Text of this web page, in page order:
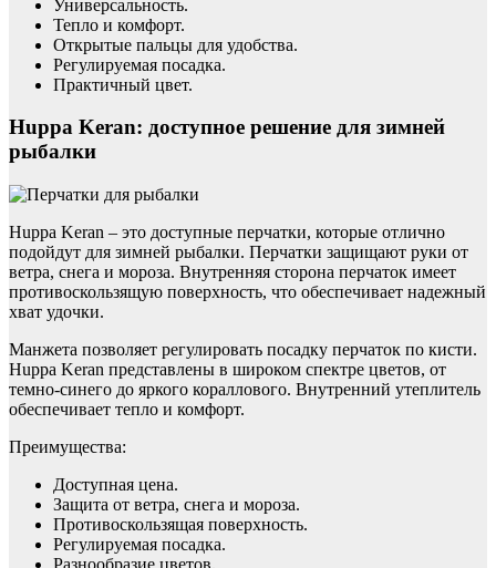
Универсальность.
Тепло и комфорт.
Открытые пальцы для удобства.
Регулируемая посадка.
Практичный цвет.
Huppa Keran: доступное решение для зимней
рыбалки
Huppa Keran – это доступные перчатки, которые отлично
подойдут для зимней рыбалки. Перчатки защищают руки от
ветра, снега и мороза. Внутренняя сторона перчаток имеет
противоскользящую поверхность, что обеспечивает надежный
хват удочки.
Манжета позволяет регулировать посадку перчаток по кисти.
Huppa Keran представлены в широком спектре цветов, от
темно-синего до яркого кораллового. Внутренний утеплитель
обеспечивает тепло и комфорт.
Преимущества:
Доступная цена.
Защита от ветра, снега и мороза.
Противоскользящая поверхность.
Регулируемая посадка.
Разнообразие цветов.